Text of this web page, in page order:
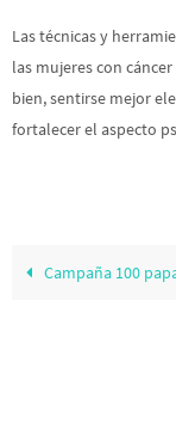
Las técnicas y
las mujeres con
bien, sentirse mejor
fortalecer el aspecto
Campaña 100